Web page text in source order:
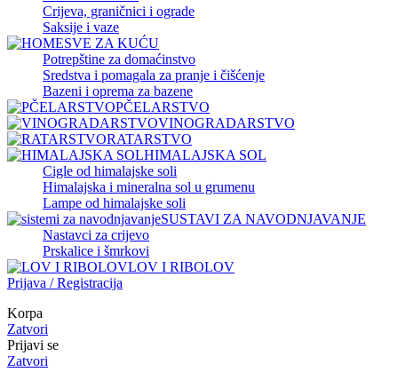
Crijeva, graničnici i ograde
Saksije i vaze
SVE ZA KUĆU
Potrepštine za domaćinstvo
Sredstva i pomagala za pranje i čišćenje
Bazeni i oprema za bazene
PČELARSTVO
VINOGRADARSTVO
RATARSTVO
HIMALAJSKA SOL
Cigle od himalajske soli
Himalajska i mineralna sol u grumenu
Lampe od himalajske soli
SUSTAVI ZA NAVODNJAVANJE
Nastavci za crijevo
Prskalice i šmrkovi
LOV I RIBOLOV
Prijava / Registracija
Korpa
Zatvori
Prijavi se
Zatvori